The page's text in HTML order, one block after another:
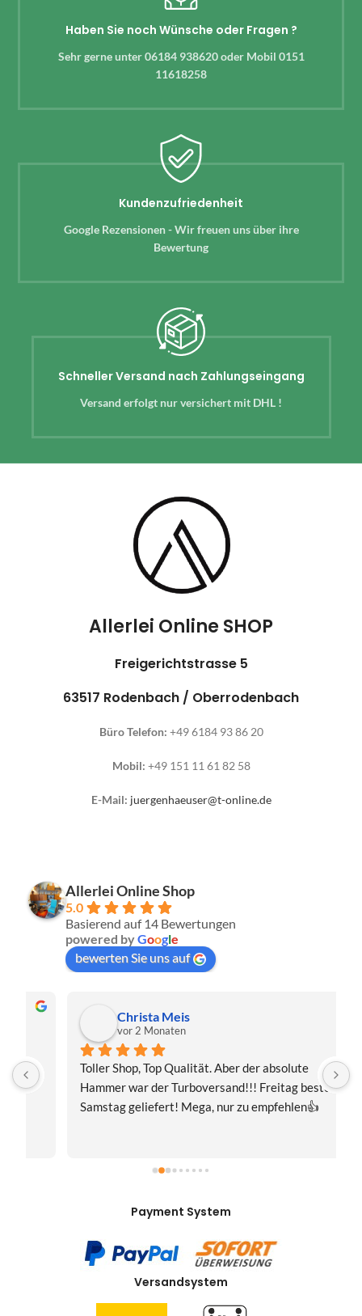
Haben Sie noch Wünsche oder Fragen ?
Sehr gerne unter 06184 938620 oder Mobil 0151
11618258
Kundenzufriedenheit
Google Rezensionen - Wir freuen uns über ihre
Bewertung
Schneller Versand nach Zahlungseingang
Versand erfolgt nur versichert mit DHL !
Allerlei Online SHOP
Freigerichtstrasse 5
63517 Rodenbach / Oberrodenbach
Büro Telefon: +49 6184 93 86 20
Mobil: +49 151 11 61 82 58
E-Mail: juergenhaeuser@t-online.de
Allerlei Online Shop
5.0
Basierend auf 14 Bewertungen
powered byGoogle
bewerten Sie uns auf
Christa Meis
vor 2 Monaten
Toller Shop, Top Qualität. Aber der absolute
Hammer war der Turboversand!!! Freitag bestellt,
Samstag geliefert! Mega, nur zu empfehlen👍
Payment System
Versandsystem